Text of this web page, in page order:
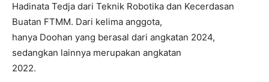
Hadinata Tedja dari Teknik Robotika dan Kecerdasan
Buatan FTMM. Dari kelima anggota,
hanya Doohan yang berasal dari angkatan 2024,
sedangkan lainnya merupakan angkatan
2022.